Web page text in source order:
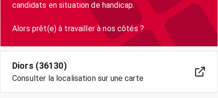
candidats en situation de handicap.
Alors prêt(e) à travailler à nos côtés ?
Diors (36130)
Consulter la localisation sur une carte